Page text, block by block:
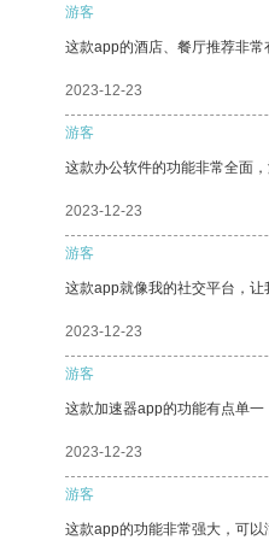
游客
这款app的酒店、餐厅推荐非常
2023-12-23
游客
这款办公软件的功能非常全面
2023-12-23
游客
这款app就像我的社交平台，让
2023-12-23
游客
这款加速器app的功能有点单一
2023-12-23
游客
这款app的功能非常强大，可以